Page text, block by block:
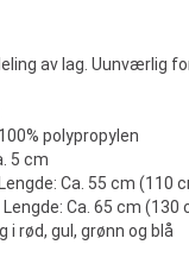
av lag. Uunværlig
polypropylen
5 cm
Ca. 55 cm (110
Lengde: Ca. 65 cm (130
i rød, gul, grønn og blå